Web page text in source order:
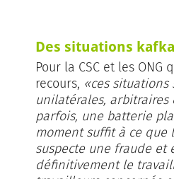
Des situations
Pour la CSC et les
recours, «ces
unilatérales, arbitraires
parfois, une batterie
moment suffit à ce que
suspecte une fraude et
définitivement le